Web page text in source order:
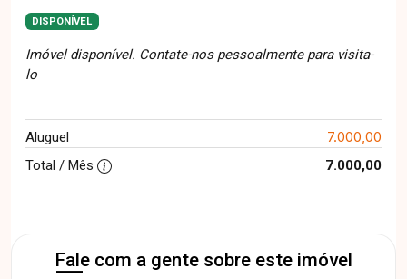
DISPONÍVEL
Imóvel disponível. Contate-nos pessoalmente para visita-
lo
Aluguel 7.000,00
Total / Mês 7.000,00
Fale com a gente sobre este imóvel